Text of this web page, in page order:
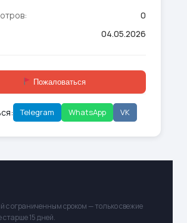
0
04.05.2026
Пожаловаться
Telegram WhatsApp VK
с ограниченным сроком — только свежие
15 дней.